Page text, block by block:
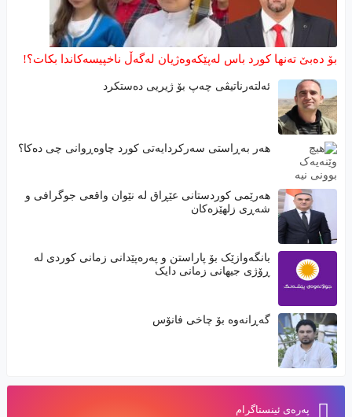
بۆ دەبێ تەنها کورد باس لەپێکەوەژیان لەگەڵ ناخپیسەکاندا بکات؟!
ئەلتەرناتیڤی چەپ بۆ ژیریی دەستکرد
هەر بەڕاستی سەرکردایەتی کورد چاوەڕوانی چی دەکا؟
هەرێمی كوردستانی عێڕاق لە نێوان واقعی جوگرافی و
شەڕی زلهێزەكان
بانگەوازێک بۆ پاراستن و پەرەپێدانی زمانی کوردی لە
ڕۆژی جیهانی زمانی دایک
گەڕانەوە بۆ چاخی فانۆس
په‌ره‌ی ئینستاگرام